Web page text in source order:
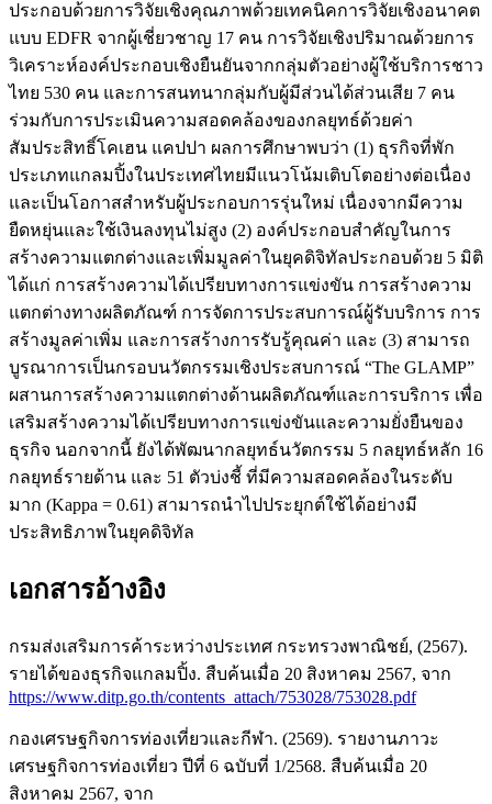
ประกอบด้วยการวิจัยเชิงคุณภาพด้วยเทคนิคการวิจัยเชิงอนาคต
แบบ EDFR จากผู้เชี่ยวชาญ 17 คน การวิจัยเชิงปริมาณด้วยการ
วิเคราะห์องค์ประกอบเชิงยืนยันจากกลุ่มตัวอย่างผู้ใช้บริการชาว
ไทย 530 คน และการสนทนากลุ่มกับผู้มีส่วนได้ส่วนเสีย 7 คน
ร่วมกับการประเมินความสอดคล้องของกลยุทธ์ด้วยค่า
สัมประสิทธิ์โคเฮน แคปปา ผลการศึกษาพบว่า (1) ธุรกิจที่พัก
ประเภทแกลมปิ้งในประเทศไทยมีแนวโน้มเติบโตอย่างต่อเนื่อง
และเป็นโอกาสสำหรับผู้ประกอบการรุ่นใหม่ เนื่องจากมีความ
ยืดหยุ่นและใช้เงินลงทุนไม่สูง (2) องค์ประกอบสำคัญในการ
สร้างความแตกต่างและเพิ่มมูลค่าในยุคดิจิทัลประกอบด้วย 5 มิติ
ได้แก่ การสร้างความได้เปรียบทางการแข่งขัน การสร้างความ
แตกต่างทางผลิตภัณฑ์ การจัดการประสบการณ์ผู้รับบริการ การ
สร้างมูลค่าเพิ่ม และการสร้างการรับรู้คุณค่า และ (3) สามารถ
บูรณาการเป็นกรอบนวัตกรรมเชิงประสบการณ์ “The GLAMP”
ผสานการสร้างความแตกต่างด้านผลิตภัณฑ์และการบริการ เพื่อ
เสริมสร้างความได้เปรียบทางการแข่งขันและความยั่งยืนของ
ธุรกิจ นอกจากนี้ ยังได้พัฒนากลยุทธ์นวัตกรรม 5 กลยุทธ์หลัก 16
กลยุทธ์รายด้าน และ 51 ตัวบ่งชี้ ที่มีความสอดคล้องในระดับ
มาก (Kappa = 0.61) สามารถนำไปประยุกต์ใช้ได้อย่างมี
ประสิทธิภาพในยุคดิจิทัล
เอกสารอ้างอิง
กรมส่งเสริมการค้าระหว่างประเทศ กระทรวงพาณิชย์, (2567).
รายได้ของธุรกิจแกลมปิ้ง. สืบค้นเมื่อ 20 สิงหาคม 2567, จาก
https://www.ditp.go.th/contents_attach/753028/753028.pdf
กองเศรษฐกิจการท่องเที่ยวและกีฬา. (2569). รายงานภาวะ
เศรษฐกิจการท่องเที่ยว ปีที่ 6 ฉบับที่ 1/2568. สืบค้นเมื่อ 20
สิงหาคม 2567, จาก